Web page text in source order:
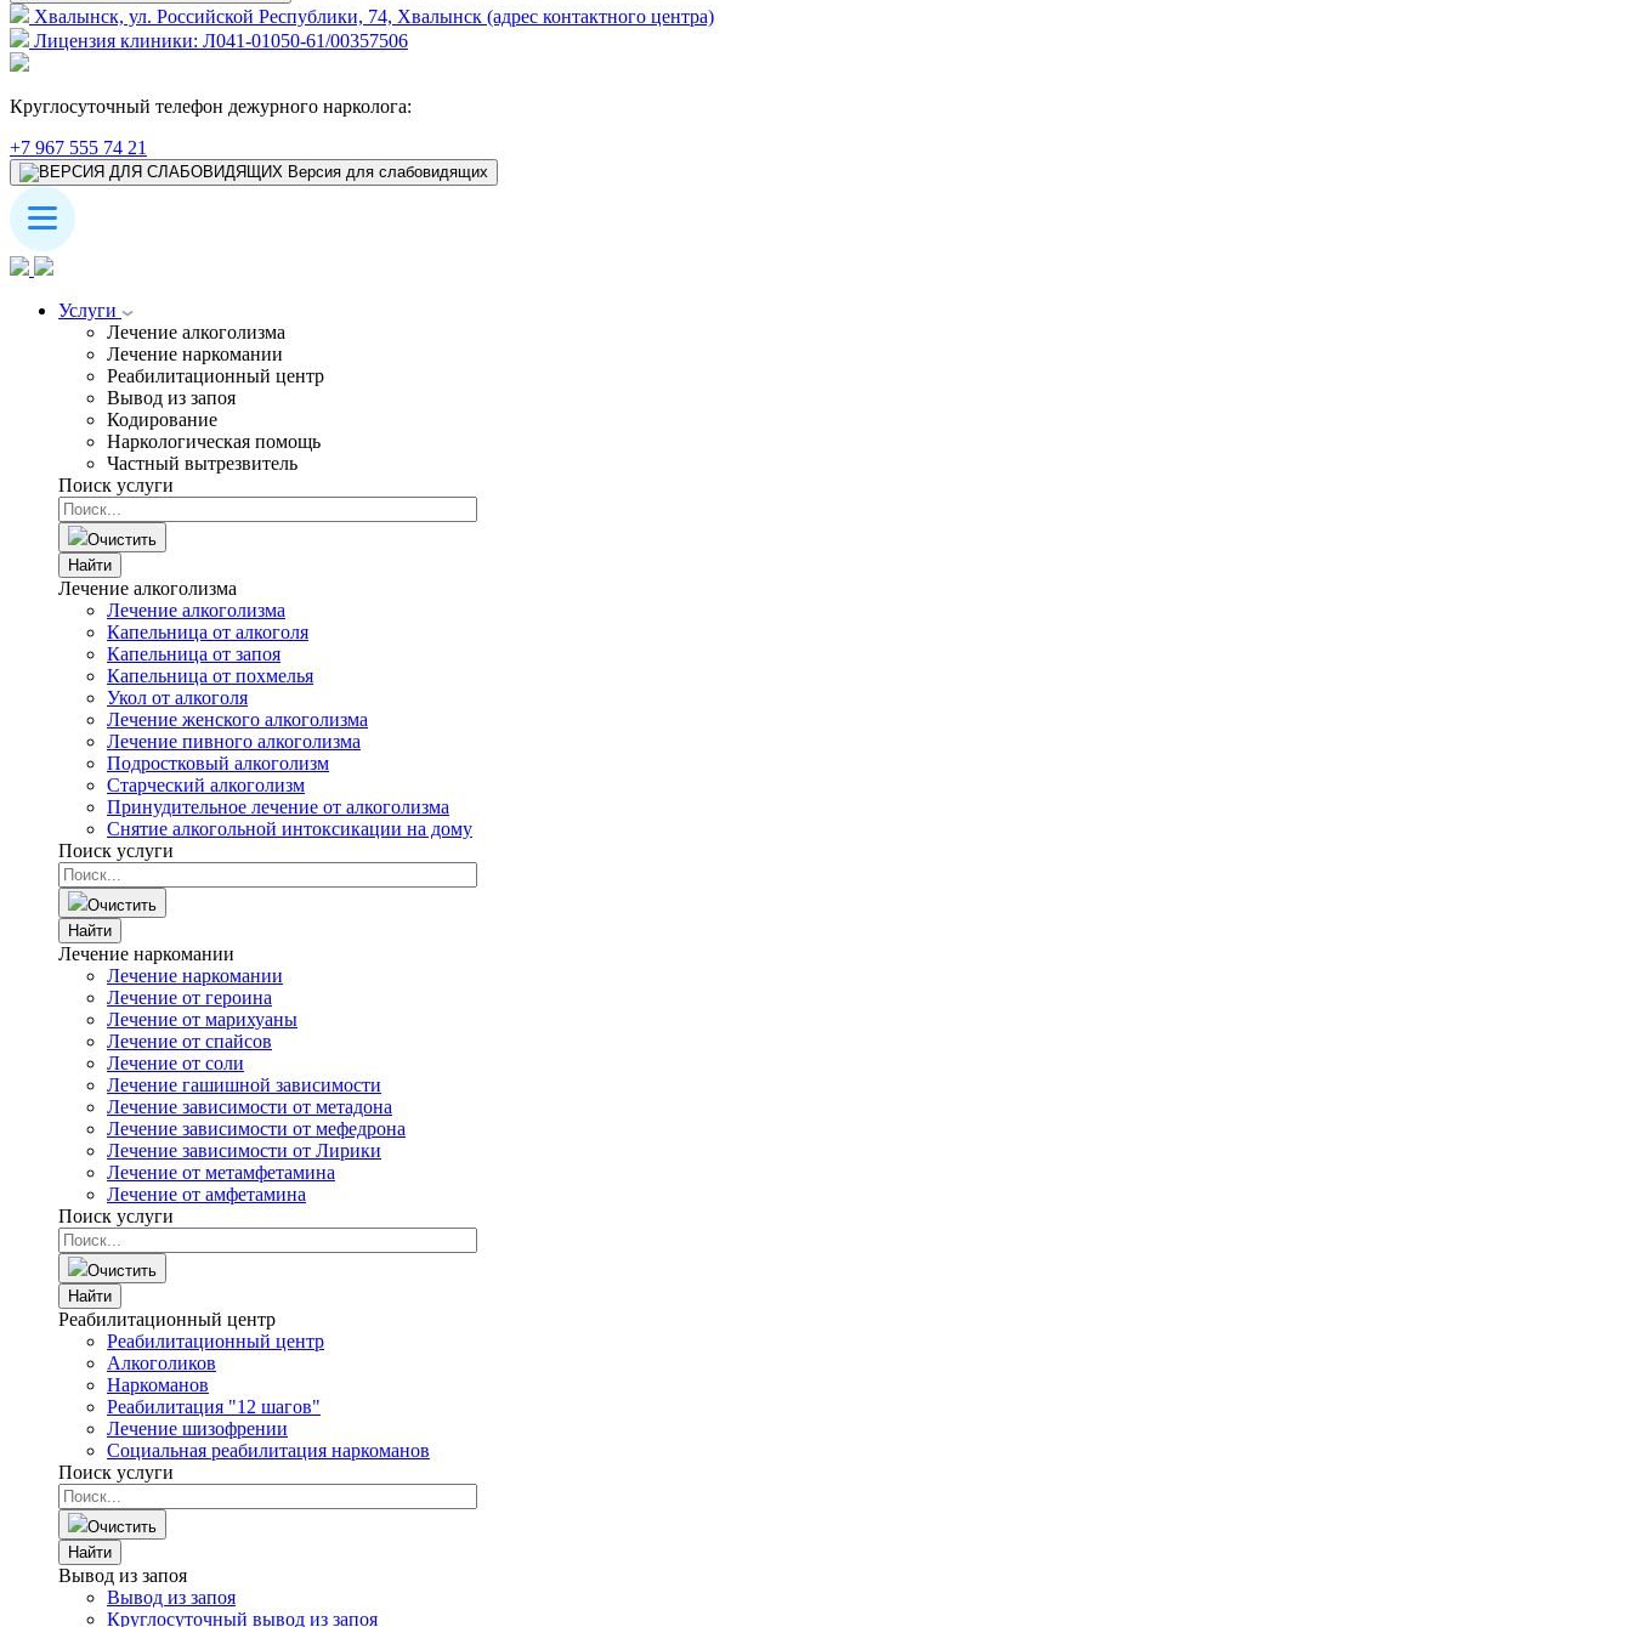
Хвалынск, ул. Российской Республики, 74, Хвалынск (адрес контактного центра)
Лицензия клиники: Л041-01050-61/00357506
Круглосуточный телефон дежурного нарколога:
+7 967 555 74 21
Версия для слабовидящих
Услуги
Лечение алкоголизма
Лечение наркомании
Реабилитационный центр
Вывод из запоя
Кодирование
Наркологическая помощь
Частный вытрезвитель
Поиск услуги
Очистить
Найти
Лечение алкоголизма
Лечение алкоголизма
Капельница от алкоголя
Капельница от запоя
Капельница от похмелья
Укол от алкоголя
Лечение женского алкоголизма
Лечение пивного алкоголизма
Подростковый алкоголизм
Старческий алкоголизм
Принудительное лечение от алкоголизма
Снятие алкогольной интоксикации на дому
Поиск услуги
Очистить
Найти
Лечение наркомании
Лечение наркомании
Лечение от героина
Лечение от марихуаны
Лечение от спайсов
Лечение от соли
Лечение гашишной зависимости
Лечение зависимости от метадона
Лечение зависимости от мефедрона
Лечение зависимости от Лирики
Лечение от метамфетамина
Лечение от амфетамина
Поиск услуги
Очистить
Найти
Реабилитационный центр
Реабилитационный центр
Алкоголиков
Наркоманов
Реабилитация "12 шагов"
Лечение шизофрении
Социальная реабилитация наркоманов
Поиск услуги
Очистить
Найти
Вывод из запоя
Вывод из запоя
Круглосуточный вывод из запоя